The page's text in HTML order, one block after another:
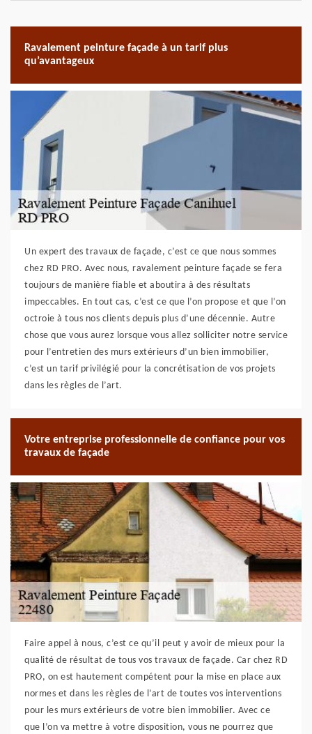
Ravalement peinture façade à un tarif plus
qu’avantageux
Un expert des travaux de façade, c’est ce que nous sommes
chez RD PRO. Avec nous, ravalement peinture façade se fera
toujours de manière fiable et aboutira à des résultats
impeccables. En tout cas, c’est ce que l’on propose et que l’on
octroie à tous nos clients depuis plus d’une décennie. Autre
chose que vous aurez lorsque vous allez solliciter notre service
pour l’entretien des murs extérieurs d’un bien immobilier,
c’est un tarif privilégié pour la concrétisation de vos projets
dans les règles de l’art.
Votre entreprise professionnelle de confiance pour vos
travaux de façade
Faire appel à nous, c’est ce qu’il peut y avoir de mieux pour la
qualité de résultat de tous vos travaux de façade. Car chez RD
PRO, on est hautement compétent pour la mise en place aux
normes et dans les règles de l’art de toutes vos interventions
pour les murs extérieurs de votre bien immobilier. Avec ce
que l’on va mettre à votre disposition, vous ne pourrez que